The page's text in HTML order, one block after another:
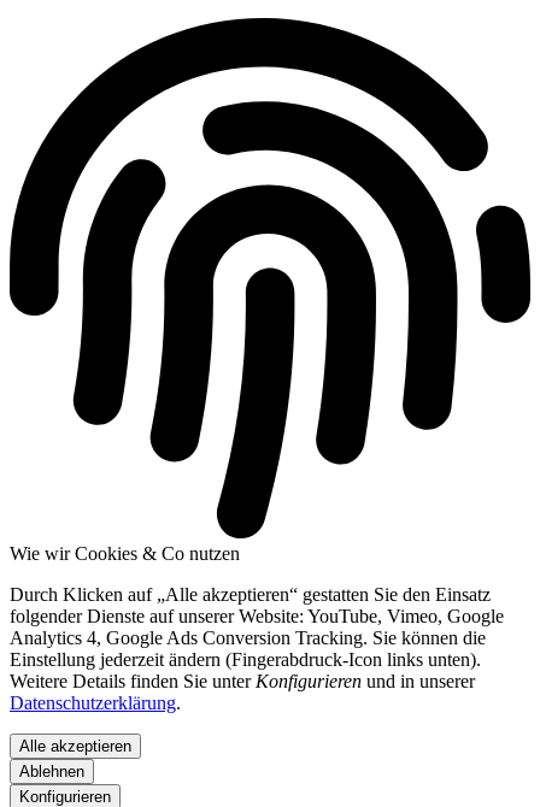
Wie wir Cookies & Co nutzen
Durch Klicken auf „Alle akzeptieren“ gestatten Sie den Einsatz
folgender Dienste auf unserer Website: YouTube, Vimeo, Google
Analytics 4, Google Ads Conversion Tracking. Sie können die
Einstellung jederzeit ändern (Fingerabdruck-Icon links unten).
Weitere Details finden Sie unter Konfigurieren und in unserer
Datenschutzerklärung.
Alle akzeptieren
Ablehnen
Konfigurieren